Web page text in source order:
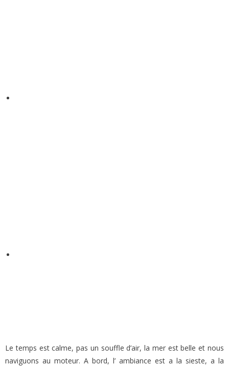
Le temps est calme, pas un souffle d’air, la mer est belle et nous
naviguons au moteur. A bord, l’ ambiance est a la sieste, a la